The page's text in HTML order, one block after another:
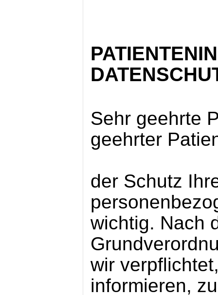
Sehr geehrte
geehrter
der Schutz
wichtig. Nach
wir
informieren,